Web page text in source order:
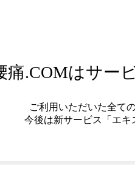
痛.COMはサー
ご利用いただいた全て
今後は新サービス「エ